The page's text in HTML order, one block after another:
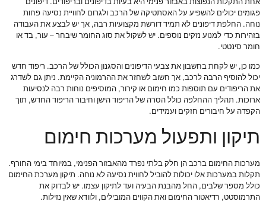
אחת התקלות הנפוצות באבזור פנימי היא בעיות בדיפונים ובריפודים. דיפונים
פגומים יכולים להשפיע על האסתטיקה של הרכב ולגרום לחוויית נסיעה פחות
נוחה. החלפת דיפונים לא תמיד דורשת מקצועיות רבה, אך יש לבצע את העבודה
בזהירות כדי למנוע נזקים נוספים. יש לשקול את סוג החומר שיבחר – עור, בד או
חומר סינטטי.
כמו כן, יש לקחת בחשבון את צבעי הדיפונים והסגנון הכולל של הרכב. ריפוד חדש
יכול להוסיף הרבה לרכב, אך חשוב לשחזר את ההרמוניה הקיימת. ניתן גם לשדרג
את הריפודים עם תוספות כמו חימום או קירור, המוסיפים נוחות רבה לנסיעות
ארוכות. תהליך ההחלפה כולל הסרה של הריפוד הישן וחיבור הריפוד החדש, תוך
הקפדה על חיבורים חזקים ועמידים.
תיקון ותפעול מערכות חימום
מערכות החימום ברכב הן חלק בלתי נפרד מהאבזור הפנימי, במיוחד בימי החורף.
תקלות במערכות אלו יכולות להוביל לחווית נסיעה לא נוחה. תיקון מערכת החימום
כולל מספר שלבים, החל מהבנת הבעיה ועד לתיקון עצמו. יש לבדוק את
התרמוסטט, רדיאטור החימום ואת הקווים המובילים, ולוודא שאין נזילות.